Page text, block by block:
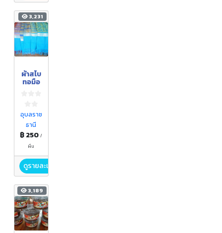
3,231
ผ้าสไบ
ทอมือ
อุบลราช
ธานี
฿ 250/
ผืน
ดูรายละเอียด
3,189